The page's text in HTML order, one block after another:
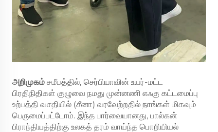
அறிமுகம் சமீபத்தில், செர்பியாவின் உயர்-மட்ட
பிரதிநிதிகள் குழுவை நமது முன்னணி எஃகு கட்டமைப்பு
உற்பத்தி வசதியில் (சீனா) வரவேற்றதில் நாங்கள் மிகவும்
பெருமைப்பட்டோம். இந்த பார்வையானது, பால்கன்
பிராந்தியத்திற்கு உலகத் தரம் வாய்ந்த பொறியியல்